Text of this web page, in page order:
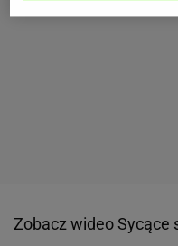
Zobacz wideoSycące